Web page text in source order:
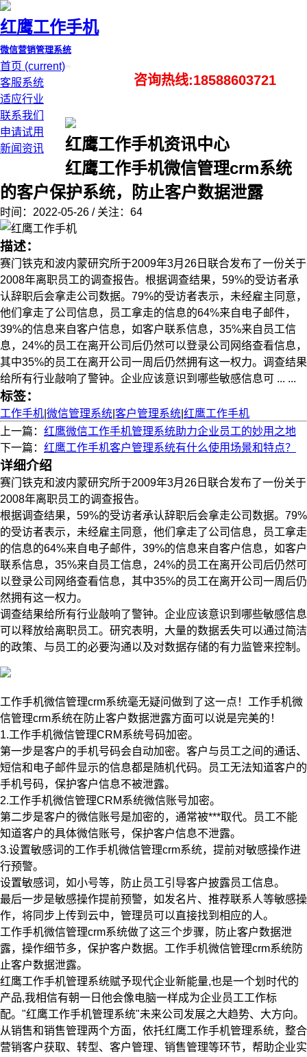
红鹰工作手机
微信营销管理系统
首页 (current)
客服系统
适应行业
联系我们
申请试用
新闻资讯
咨询热线:18588603721
红鹰工作手机资讯中心
红鹰工作手机微信管理crm系统
的客户保护系统，防止客户数据泄露
时间：2022-05-26 / 关注：64
描述：
赛门铁克和波内蒙研究所于2009年3月26日联合发布了一份关于
2008年离职员工的调查报告。根据调查结果，59%的受访者承
认辞职后会拿走公司数据。79%的受访者表示，未经雇主同意，
他们拿走了公司信息，员工拿走的信息的64%来自电子邮件，
39%的信息来自客户信息，如客户联系信息，35%来自员工信
息，24%的员工在离开公司后仍然可以登录公司网络查看信息，
其中35%的员工在离开公司一周后仍然拥有这一权力。调查结果
给所有行业敲响了警钟。企业应该意识到哪些敏感信息可 ... ...
标签：
工作手机 微信管理系统 客户管理系统 红鹰工作手机
上一篇： 红鹰微信工作手机管理系统助力企业员工的妙用之地
下一篇： 红鹰工作手机客户管理系统有什么使用场景和特点？
详细介绍
赛门铁克和波内蒙研究所于2009年3月26日联合发布了一份关于
2008年离职员工的调查报告。
根据调查结果，59%的受访者承认辞职后会拿走公司数据。79%
的受访者表示，未经雇主同意，他们拿走了公司信息，员工拿走
的信息的64%来自电子邮件，39%的信息来自客户信息，如客户
联系信息，35%来自员工信息，24%的员工在离开公司后仍然可
以登录公司网络查看信息，其中35%的员工在离开公司一周后仍
然拥有这一权力。
调查结果给所有行业敲响了警钟。企业应该意识到哪些敏感信息
可以释放给离职员工。研究表明，大量的数据丢失可以通过简洁
的政策、与员工的必要沟通以及对数据存储的有力监管来控制。
工作手机微信管理crm系统毫无疑问做到了这一点！工作手机微
信管理crm系统在防止客户数据泄露方面可以说是完美的！
1.工作手机微信管理CRM系统号码加密。
第一步是客户的手机号码会自动加密。客户与员工之间的通话、
短信和电子邮件显示的信息都是随机代码。员工无法知道客户的
手机号码，保护客户信息不被泄露。
2.工作手机微信管理CRM系统微信账号加密。
第二步是客户的微信账号是加密的，通常被***取代。员工不能
知道客户的具体微信账号，保护客户信息不泄露。
3.设置敏感词的工作手机微信管理crm系统，提前对敏感操作进
行预警。
设置敏感词，如小号等，防止员工引导客户披露员工信息。
最后一步是敏感操作提前预警，如发名片、推荐联系人等敏感操
作，将同步上传到云中，管理员可以直接找到相应的人。
工作手机微信管理crm系统做了这三个步骤，防止客户数据泄
露，操作细节多，保护客户数据。工作手机微信管理crm系统防
止客户数据泄露。
红鹰工作手机管理系统赋予现代企业新能量,也是一个划时代的
产品,我相信有朝一日他会像电脑一样成为企业员工工作标
配。"红鹰工作手机管理系统"未来公司发展之大趋势、大方向。
从销售和销售管理两个方面，依托红鹰工作手机管理系统，整合
营销客户获取、转型、客户管理、销售管理等环节，帮助企业实